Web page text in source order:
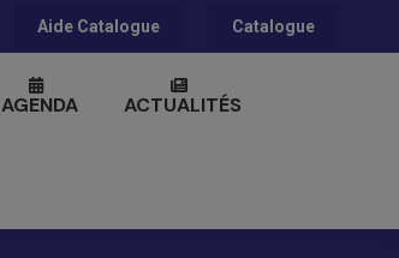
Aide Catalogue Catalogue
AGENDA ACTUALITÉS